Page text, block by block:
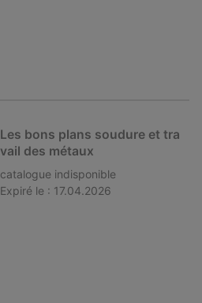
Les bons plans soudure et tra
vail des métaux
catalogue indisponible
Expiré le : 17.04.2026